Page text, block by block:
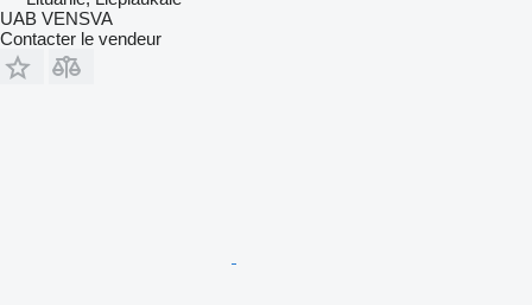
UAB VENSVA
Contacter le vendeur